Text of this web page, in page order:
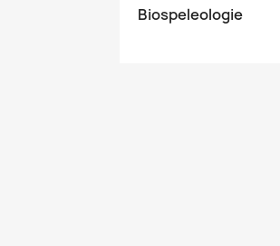
Biospeleologie